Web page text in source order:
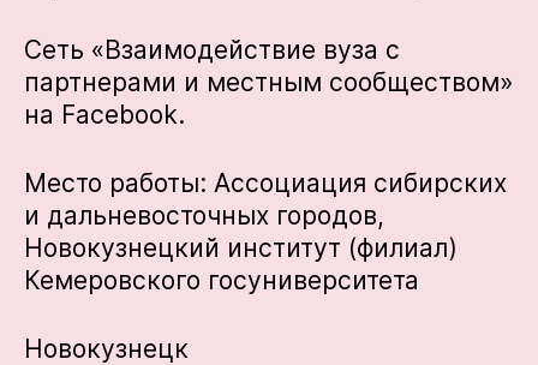
Сеть «Взаимодействие вуза с
партнерами и местным сообществом»
на Facebook.
Место работы: Ассоциация сибирских
и дальневосточных городов,
Новокузнецкий институт (филиал)
Кемеровского госуниверситета
Новокузнецк